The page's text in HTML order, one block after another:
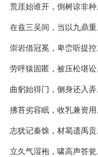
荒厓始谁开，倒树谅非种
在兹三吴间，当以九鼎重
崇岩借冠冕，卑峦听提控
劳呼猿固匿，被压松堪讼
曲躬始得门，侧身还入弄
拂苔劣容眠，收乳兼资用
志犹记秦馀，材曷遗禹贡
立久气湿袍，啸高声答瓮